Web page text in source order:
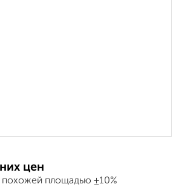
цен
похожей площадью ±10%